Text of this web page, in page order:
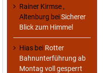
Rainer Kirmse ,
Altenburg beiSicherer
Blick zum Himmel
Hias bei Rotter
Bahnunterführung ab
Montag voll gesperrt